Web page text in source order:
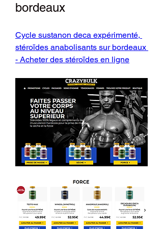
bordeaux
Cycle sustanon deca expérimenté,
stéroïdes anabolisants sur bordeaux
- Acheter des stéroïdes en ligne